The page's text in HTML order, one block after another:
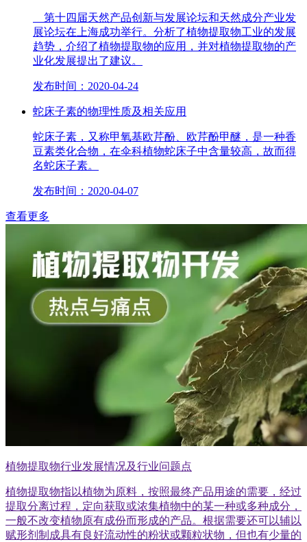
第十四届天然产品创新与发展论坛和天然成分产业发
展论坛在上海成功举行。分析了植物提取物工业的发展
趋势，介绍了植物提取物的应用，并对植物提取物的产
业化发展提出了建议。
发布时间：2020-04-24
蛇床子素的物理性质及相关应用
蛇床子素，又称甲氧基欧芹酚、欧芹酚甲醚，是一种香
豆素类化合物，在伞科植物蛇床子中含量较高，故而得
名蛇床子素。
发布时间：2020-04-07
查看更多
植物提取物行业发展情况及行业问题点
植物提取物指以植物为原料，按照最终产品用途的需要，经过
提取分离过程，定向获取或浓集植物中的某一种或多种成分，
一般不改变植物原有成份而形成的产品。根据需要还可以辅以
赋形剂制成具有良好流动性的粉状或颗粒状物，但也有少量的